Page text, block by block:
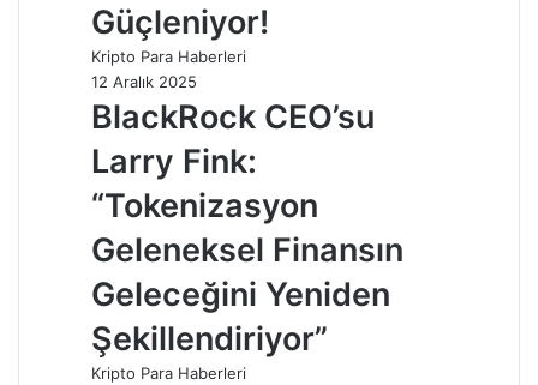
Güçleniyor!
Kripto Para Haberleri
12 Aralık 2025
BlackRock CEO’su
Larry Fink:
“Tokenizasyon
Geleneksel Finansın
Geleceğini Yeniden
Şekillendiriyor”
Kripto Para Haberleri